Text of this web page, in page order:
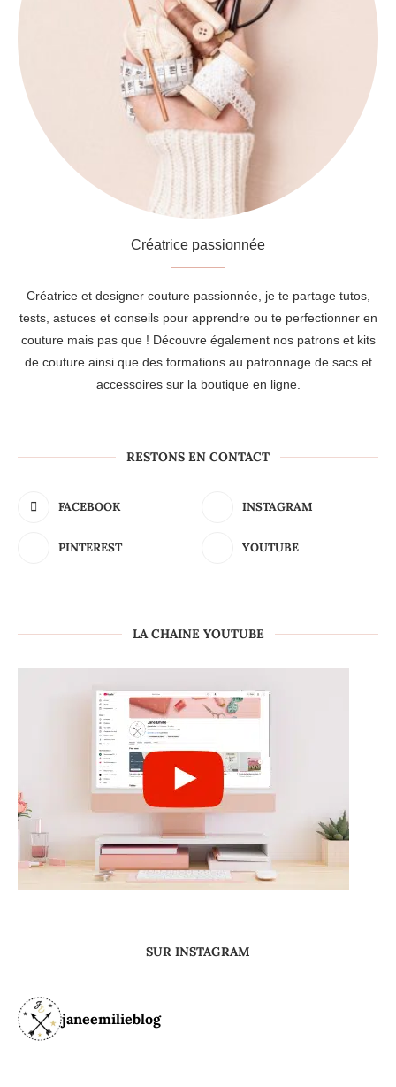
Créatrice passionnée
Créatrice et designer couture passionnée, je te partage tutos,
tests, astuces et conseils pour apprendre ou te perfectionner en
couture mais pas que ! Découvre également nos patrons et kits
de couture ainsi que des formations au patronnage de sacs et
accessoires sur la boutique en ligne.
RESTONS EN CONTACT
FACEBOOK INSTAGRAM
PINTEREST YOUTUBE
LA CHAINE YOUTUBE
SUR INSTAGRAM
janeemilieblog